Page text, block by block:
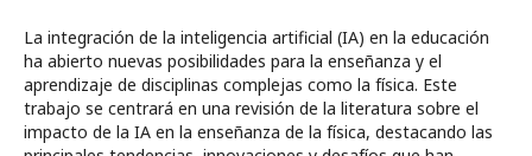
La integración de la inteligencia artificial (IA) en la educación
ha abierto nuevas posibilidades para la enseñanza y el
aprendizaje de disciplinas complejas como la física. Este
trabajo se centrará en una revisión de la literatura sobre el
impacto de la IA en la enseñanza de la física, destacando las